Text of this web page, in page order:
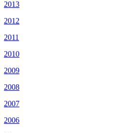
2013
2012
2011
2010
2009
2008
2007
2006